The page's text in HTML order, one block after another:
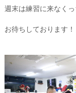
週末は練習に来なく
お待ちしております！